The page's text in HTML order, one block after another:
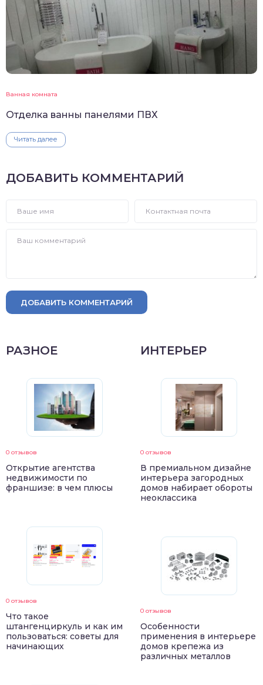
Ванная комната
Отделка ванны панелями ПВХ
Читать далее
ДОБАВИТЬ КОММЕНТАРИЙ
ДОБАВИТЬ КОММЕНТАРИЙ
РАЗНОЕ
0 отзывов
Открытие агентства
недвижимости по
франшизе: в чем плюсы
0 отзывов
Что такое
штангенциркуль и как им
пользоваться: советы для
начинающих
ИНТЕРЬЕР
0 отзывов
В премиальном дизайне
интерьера загородных
домов набирает обороты
неоклассика
0 отзывов
Особенности
применения в интерьере
домов крепежа из
различных металлов